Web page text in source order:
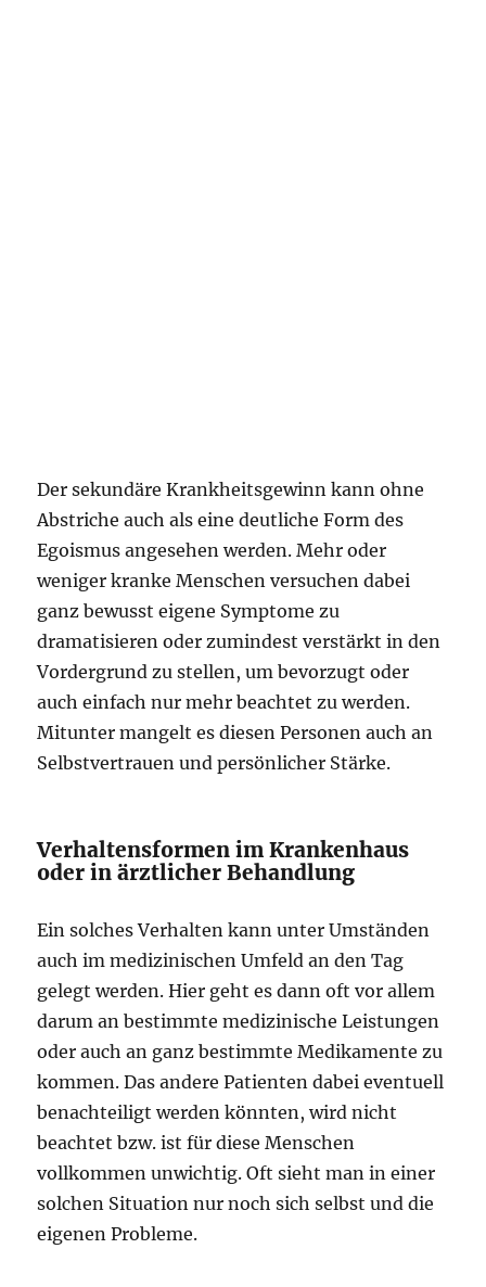
Der sekundäre Krankheitsgewinn kann ohne
Abstriche auch als eine deutliche Form des
Egoismus angesehen werden. Mehr oder
weniger kranke Menschen versuchen dabei
ganz bewusst eigene Symptome zu
dramatisieren oder zumindest verstärkt in den
Vordergrund zu stellen, um bevorzugt oder
auch einfach nur mehr beachtet zu werden.
Mitunter mangelt es diesen Personen auch an
Selbstvertrauen und persönlicher Stärke.
Verhaltensformen im Krankenhaus
oder in ärztlicher Behandlung
Ein solches Verhalten kann unter Umständen
auch im medizinischen Umfeld an den Tag
gelegt werden. Hier geht es dann oft vor allem
darum an bestimmte medizinische Leistungen
oder auch an ganz bestimmte Medikamente zu
kommen. Das andere Patienten dabei eventuell
benachteiligt werden könnten, wird nicht
beachtet bzw. ist für diese Menschen
vollkommen unwichtig. Oft sieht man in einer
solchen Situation nur noch sich selbst und die
eigenen Probleme.